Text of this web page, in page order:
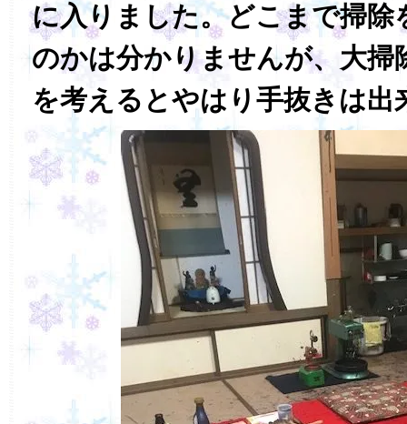
に入りました。どこまで掃除
のかは分かりませんが、大掃
を考えるとやはり手抜きは出